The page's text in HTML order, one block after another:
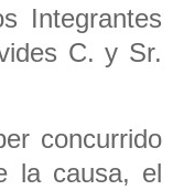
Integrantes
C. y Sr.
concurrido
la causa, el